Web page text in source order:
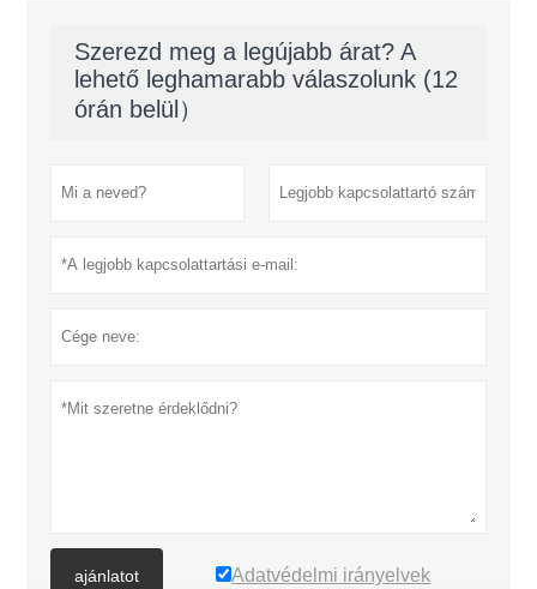
Szerezd meg a legújabb árat? A
lehető leghamarabb válaszolunk (12
órán belül）
ajánlatot Adatvédelmi irányelvek